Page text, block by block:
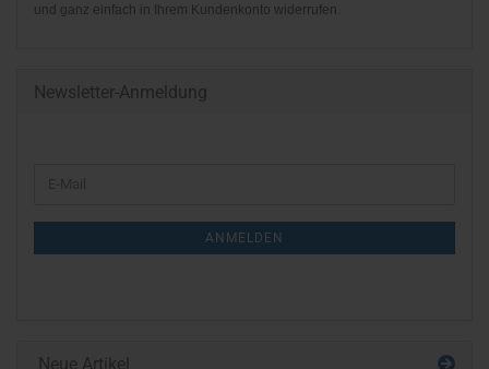
und ganz einfach in Ihrem Kundenkonto widerrufen.
Newsletter-Anmeldung
NEWSLETTER-
ANMELDEN
Neue Artikel